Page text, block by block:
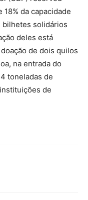
da capacidade
bilhetes solidários
deles está
de dois quilos
na entrada do
toneladas de
de